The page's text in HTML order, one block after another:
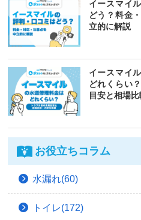
イースマイ
どう？料金
立的に解説
イースマイ
どれくらい
目安と相場
お役立ちコラム
水漏れ(60)
トイレ(172)